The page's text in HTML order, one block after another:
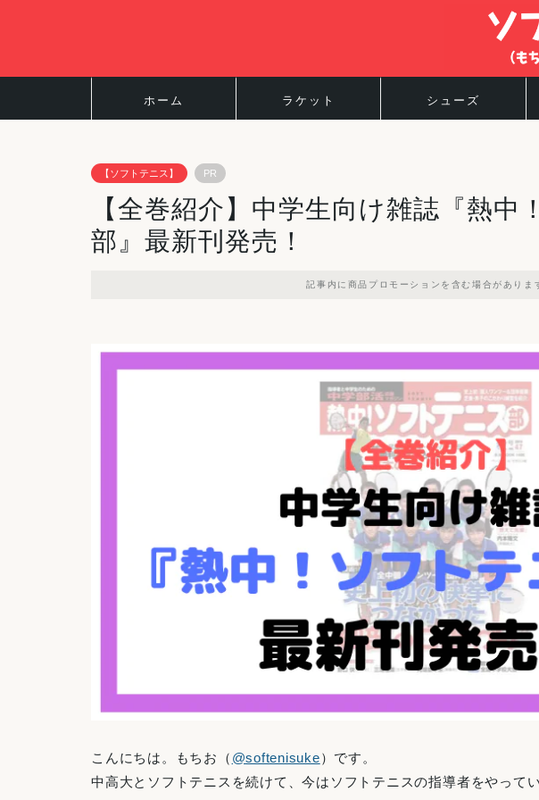
ホーム ラケット シューズ
【ソフトテニス】 PR
【全巻紹介】中学生向け雑誌『熱中
部』最新刊発売！
記事内に商品プロモーションを含む場合がありま
こんにちは。もちお（ @softenisuke）です。
中高大とソフトテニスを続けて、今はソフトテニスの指導者をやってい